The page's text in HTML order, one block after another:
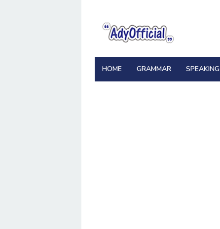
content
HOME GRAMMAR SPEAKING